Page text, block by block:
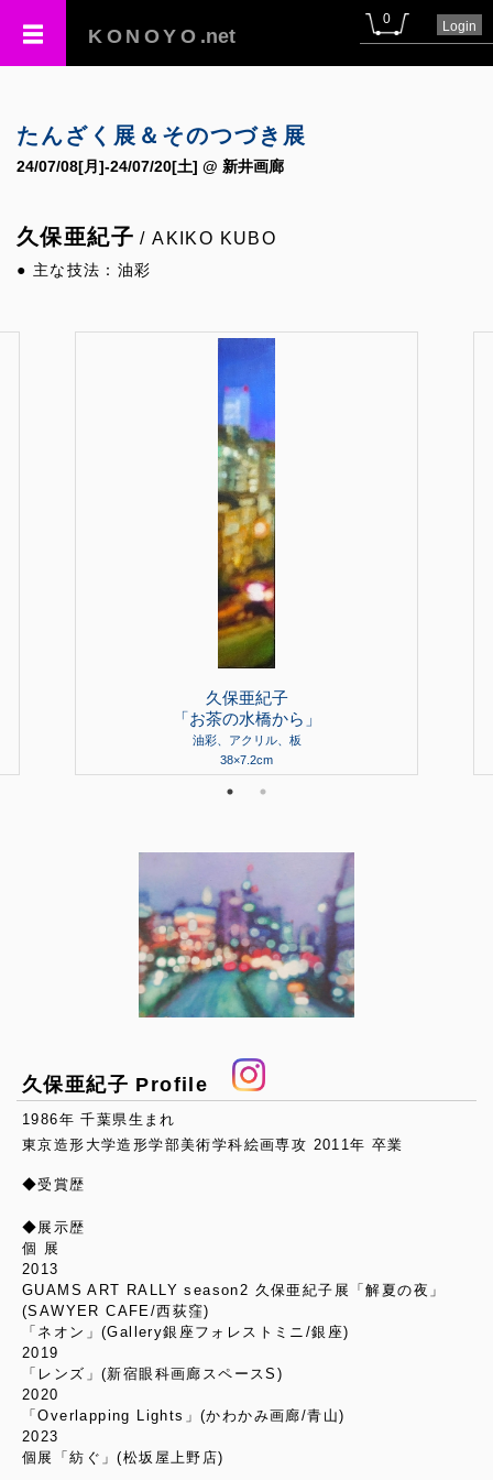
KONOYO .net
0 Login
たんざく展＆そのつづき展
24/07/08[月]-24/07/20[土] @ 新井画廊
久保亜紀子 / AKIKO KUBO
● 主な技法：油彩
久保亜紀子
「お茶の水橋から」
油彩、アクリル、板
38×7.2cm
久保亜紀子 Profile
1986年 千葉県生まれ
東京造形大学造形学部美術学科絵画専攻 2011年 卒業
◆受賞歴
◆展示歴
個 展
2013
GUAMS ART RALLY season2 久保亜紀子展「解夏の夜」
(SAWYER CAFE/西荻窪)
「ネオン」(Gallery銀座フォレストミニ/銀座)
2019
「レンズ」(新宿眼科画廊スペースS)
2020
「Overlapping Lights」(かわかみ画廊/青山)
2023
個展「紡ぐ」(松坂屋上野店)